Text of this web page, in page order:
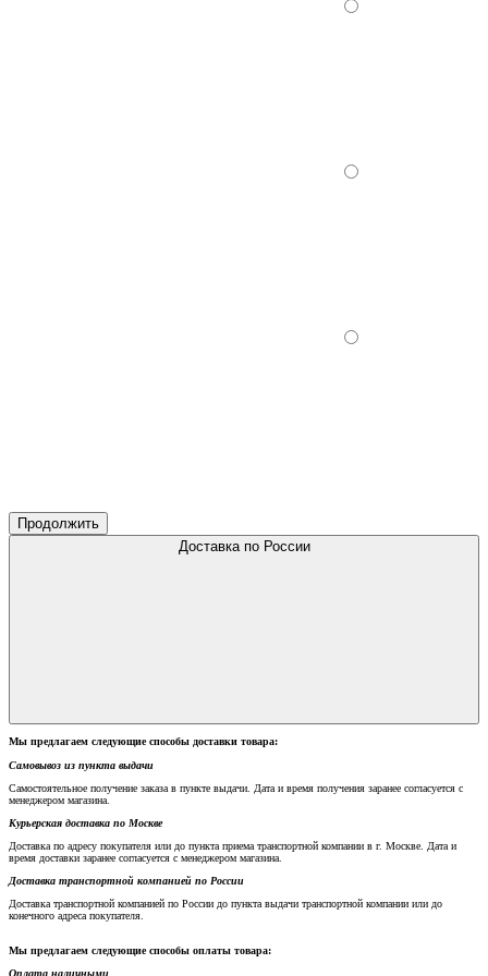
Продолжить
Доставка по России
Мы предлагаем следующие способы доставки товара:
Самовывоз из пункта выдачи
Самостоятельное получение заказа в пункте выдачи. Дата и время получения заранее согласуется с
менеджером магазина.
Курьерская доставка по Москве
Доставка по адресу покупателя или до пункта приема транспортной компании в г. Москве. Дата и
время доставки заранее согласуется с менеджером магазина.
Доставка транспортной компанией по России
Доставка транспортной компанией по России до пункта выдачи транспортной компании или до
конечного адреса покупателя.
Мы предлагаем следующие способы оплаты товара: